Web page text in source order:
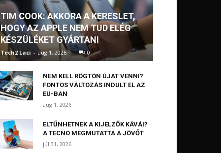
TIM COOK: AKKORA A KERESLET,
HOGY AZ APPLE NEM TUD ELÉG
KÉSZÜLÉKET GYÁRTANI
Tech2 Laci - aug 1, 2026 0
NEM KELL RÖGTÖN ÚJAT VENNI?
FONTOS VÁLTOZÁS INDULT EL AZ
EU-BAN
aug 1, 2026
ELTŰNHETNEK A KIJELZŐK KÁVÁI?
A TECNO MEGMUTATTA A JÖVŐT
júl 31, 2026